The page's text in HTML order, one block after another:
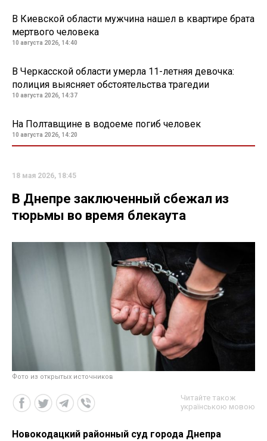
В Киевской области мужчина нашел в квартире брата
мертвого человека
10 августа 2026, 14:40
В Черкасской области умерла 11-летняя девочка:
полиция выясняет обстоятельства трагедии
10 августа 2026, 14:37
На Полтавщине в водоеме погиб человек
10 августа 2026, 14:20
18 мая 2026, 18:45
В Днепре заключенный сбежал из
тюрьмы во время блекаута
Фото из открытых источников
Читайте також
українською мовою
Новокодацкий районный суд города Днепра